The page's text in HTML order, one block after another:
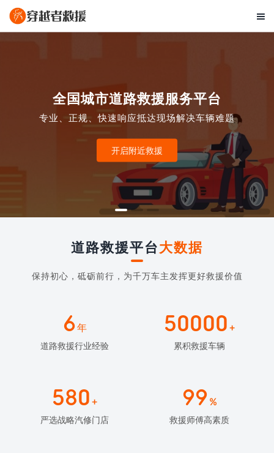

全国城市道路救援服务平台
专业、正规、快速响应抵达现场解决车辆难题
开启附近救援
道路救援平台大数据
保持初心，砥砺前行，为千万车主发挥更好救援价值
6年
道路救援行业经验
50000 +
累积救援车辆
580 +
严选战略汽修门店
99 %
救援师傅高素质